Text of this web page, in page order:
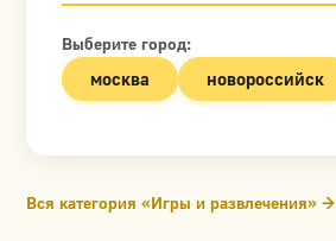
Выберите город:
москва
новороссийск
Вся категория «Игры и развлечения» →